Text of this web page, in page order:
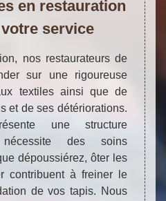
en restauration
service
nos restaurateurs de
sur une rigoureuse
textiles ainsi que de
et de ses détériorations.
une structure
des soins
dépoussiérez, ôter les
contribuent à freiner le
de vos tapis. Nous